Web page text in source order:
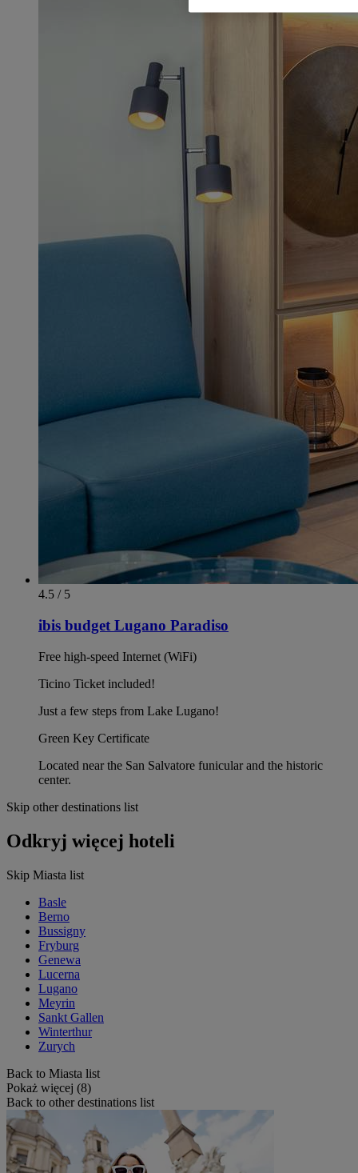
4.5 / 5
ibis budget Lugano Paradiso
Free high-speed Internet (WiFi)
Ticino Ticket included!
Just a few steps from Lake Lugano!
Green Key Certificate
Located near the San Salvatore funicular and the historic
center.
Skip other destinations list
Odkryj więcej hoteli
Skip Miasta list
Basle
Berno
Bussigny
Fryburg
Genewa
Lucerna
Lugano
Meyrin
Sankt Gallen
Winterthur
Zurych
Back to Miasta list
Pokaż więcej (8)
Back to other destinations list